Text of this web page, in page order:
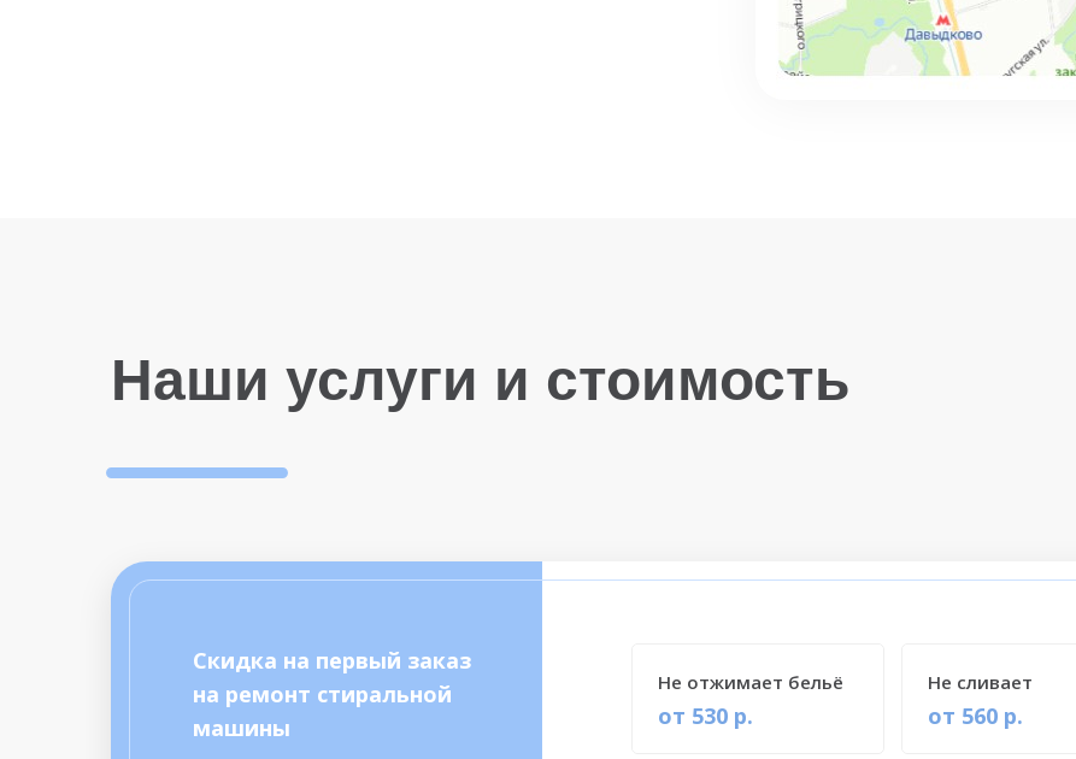
Наши услуги и стоимость
Скидка на первый заказ
на ремонт стиральной
машины
от 530 р.
Не отжимает бельё
от 560 р.
Не сливает